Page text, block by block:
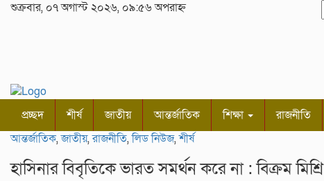
শুক্রবার, ০৭ অগাস্ট ২০২৬, ০৯:৫৬ অপরাহ্ন
প্রচ্ছদ শীর্ষ জাতীয় আন্তর্জাতিক শিক্ষা রাজনীতি
আন্তর্জাতিক,জাতীয়,রাজনীতি,লিড নিউজ,শীর্ষ
হাসিনার বিবৃতিকে ভারত সমর্থন করে না : বিক্রম মিশ্রি